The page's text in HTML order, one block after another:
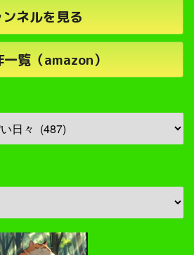
ネルを見る
覧（amazon）